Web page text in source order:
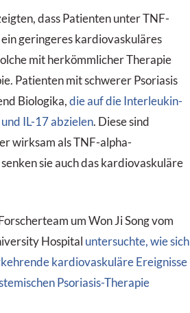
dass Patienten unter TNF-
geringeres kardiovaskuläres
mit herkömmlicher Therapie
Patienten mit schwerer Psoriasis
Biologika, die auf die Interleukin-
IL-17 abzielen. Diese sind
wirksam als TNF-alpha-
sie auch das kardiovaskuläre
um Won Ji Song vom
Hospital untersuchte, wie sich
kardiovaskuläre Ereignisse
Psoriasis-Therapie